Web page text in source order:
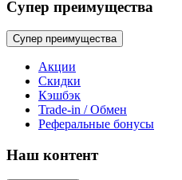
Супер преимущества
Супер преимущества
Акции
Скидки
Кэшбэк
Trade-in / Обмен
Реферальные бонусы
Наш контент